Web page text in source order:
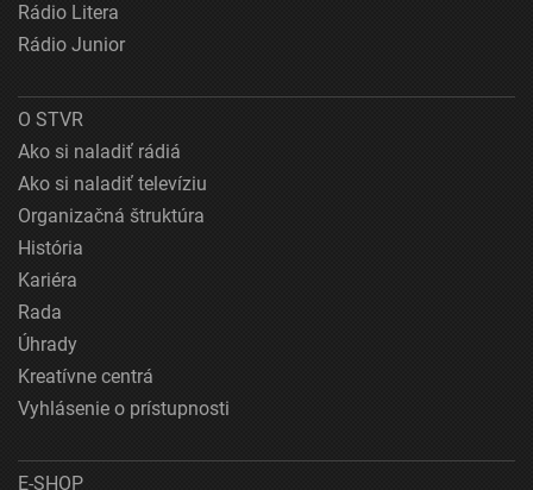
Rádio Litera
Rádio Junior
O STVR
Ako si naladiť rádiá
Ako si naladiť televíziu
Organizačná štruktúra
História
Kariéra
Rada
Úhrady
Kreatívne centrá
Vyhlásenie o prístupnosti
E-SHOP